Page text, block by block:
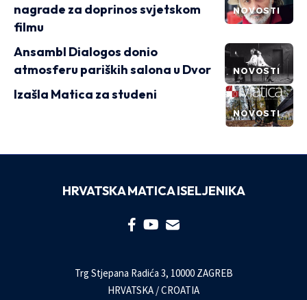
NOVOSTI
nagrade za doprinos svjetskom
filmu
NOVOSTI
Ansambl Dialogos donio
atmosferu pariških salona u Dvor
NOVOSTI
Izašla Matica za studeni
HRVATSKA MATICA ISELJENIKA
Trg Stjepana Radića 3, 10000 ZAGREB
HRVATSKA / CROATIA